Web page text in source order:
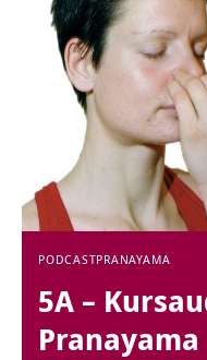
PODCASTPRANAYAMA
5A –